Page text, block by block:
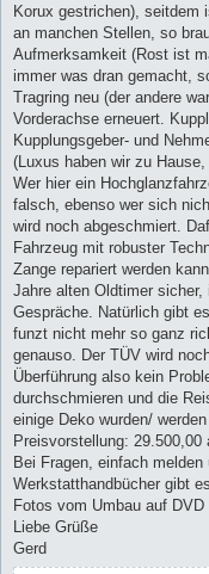
Korux gestrichen), seitdem
an manchen Stellen, so
Aufmerksamkeit (Rost ist
immer was dran gemacht,
Tragring neu (der andere
Vorderachse erneuert.
Kupplungsgeber- und
(Luxus haben wir zu
Wer hier ein
falsch, ebenso wer sich
wird noch abgeschmiert.
Fahrzeug mit robuster
Zange repariert werden
Jahre alten Oldtimer
Gespräche. Natürlich gibt
funzt nicht mehr so ganz
genauso. Der TÜV wird
Überführung also kein
durchschmieren und die
einige Deko wurden/
Preisvorstellung: 29.500,00
Bei Fragen, einfach
Werkstatthandbücher gibt
Fotos vom Umbau auf
Liebe Grüße
Gerd